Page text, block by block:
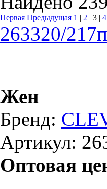
Первая Предыдущая 1 | 2 | 3 | 4
263320/
Жен
Бренд:
Артикул:
Оптовая